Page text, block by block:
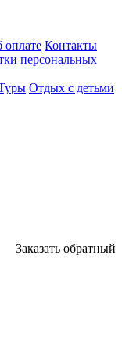
Контакты
персональных
Отдых с детьми
Заказать обратный